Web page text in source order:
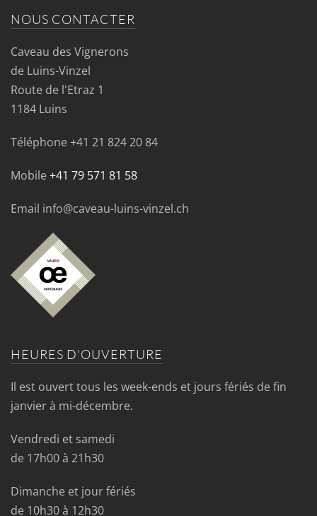
NOUS CONTACTER
Caveau des Vignerons
de Luins-Vinzel
Route de l'Etraz 1
1184 Luins
Téléphone +41 21 824 20 84
Mobile +41 79 571 81 58
Email info@caveau-luins-vinzel.ch
HEURES D'OUVERTURE
Il est ouvert tous les week-ends et jours fériés de fin
janvier à mi-décembre.
Vendredi et samedi
de 17h00 à 21h30
Dimanche et jour fériés
de 10h30 à 12h30